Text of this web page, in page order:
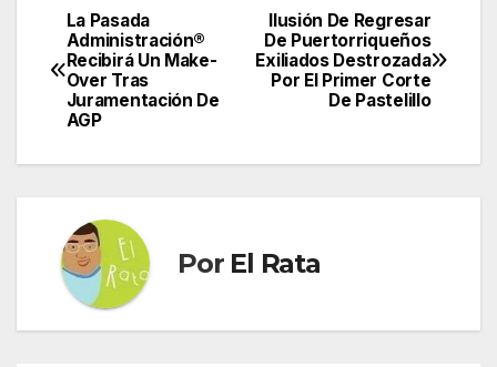
Navegación
de
entradas
Ilusión De Regresar
De Puertorriqueños
Exiliados Destrozada
Por El Primer Corte
De Pastelillo
La Pasada
Administración®
Recibirá Un Make-
Over Tras
Juramentación De
AGP
Por El Rata